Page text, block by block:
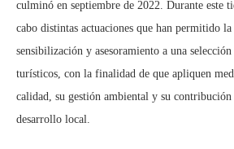
culminó en septiembre de 2022. Durante este
cabo distintas actuaciones que han permitido
sensibilización y asesoramiento a una
turísticos, con la finalidad de que apliquen
calidad, su gestión ambiental y su
desarrollo local.